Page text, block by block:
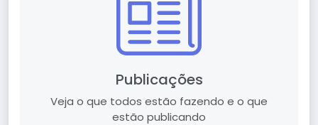
Publicações
Veja o que todos estão fazendo e o que
estão publicando